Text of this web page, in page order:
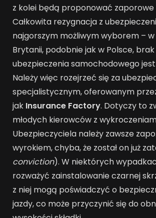
z kolei będą proponować zaporowe
Całkowita rezygnacja z
najgorszym możliwym wyborem – w
Brytanii, podobnie jak w Polsce, brak
ubezpieczenia samochodowego
Należy więc rozejrzeć się za
specjalistycznym, oferowanym
jak Insurance Factory. Dotyczy to
młodych kierowców z
Ubezpieczyciela należy zawsze
wyrokiem, chyba, że został on już
conviction). W niektórych
rozważyć zainstalowanie czarnej
z niej mogą poświadczyć o
jazdy, co może przyczynić się do